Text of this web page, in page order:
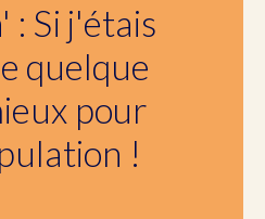
: Si j'étais
quelque
pour
!